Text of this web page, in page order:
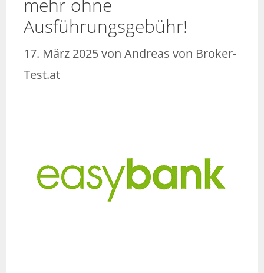
mehr ohne
Ausführungsgebühr!
17. März 2025von Andreas von Broker-
Test.at